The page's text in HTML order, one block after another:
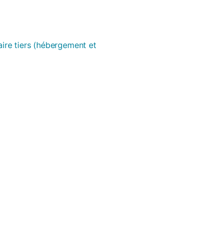
tiers (hébergement et